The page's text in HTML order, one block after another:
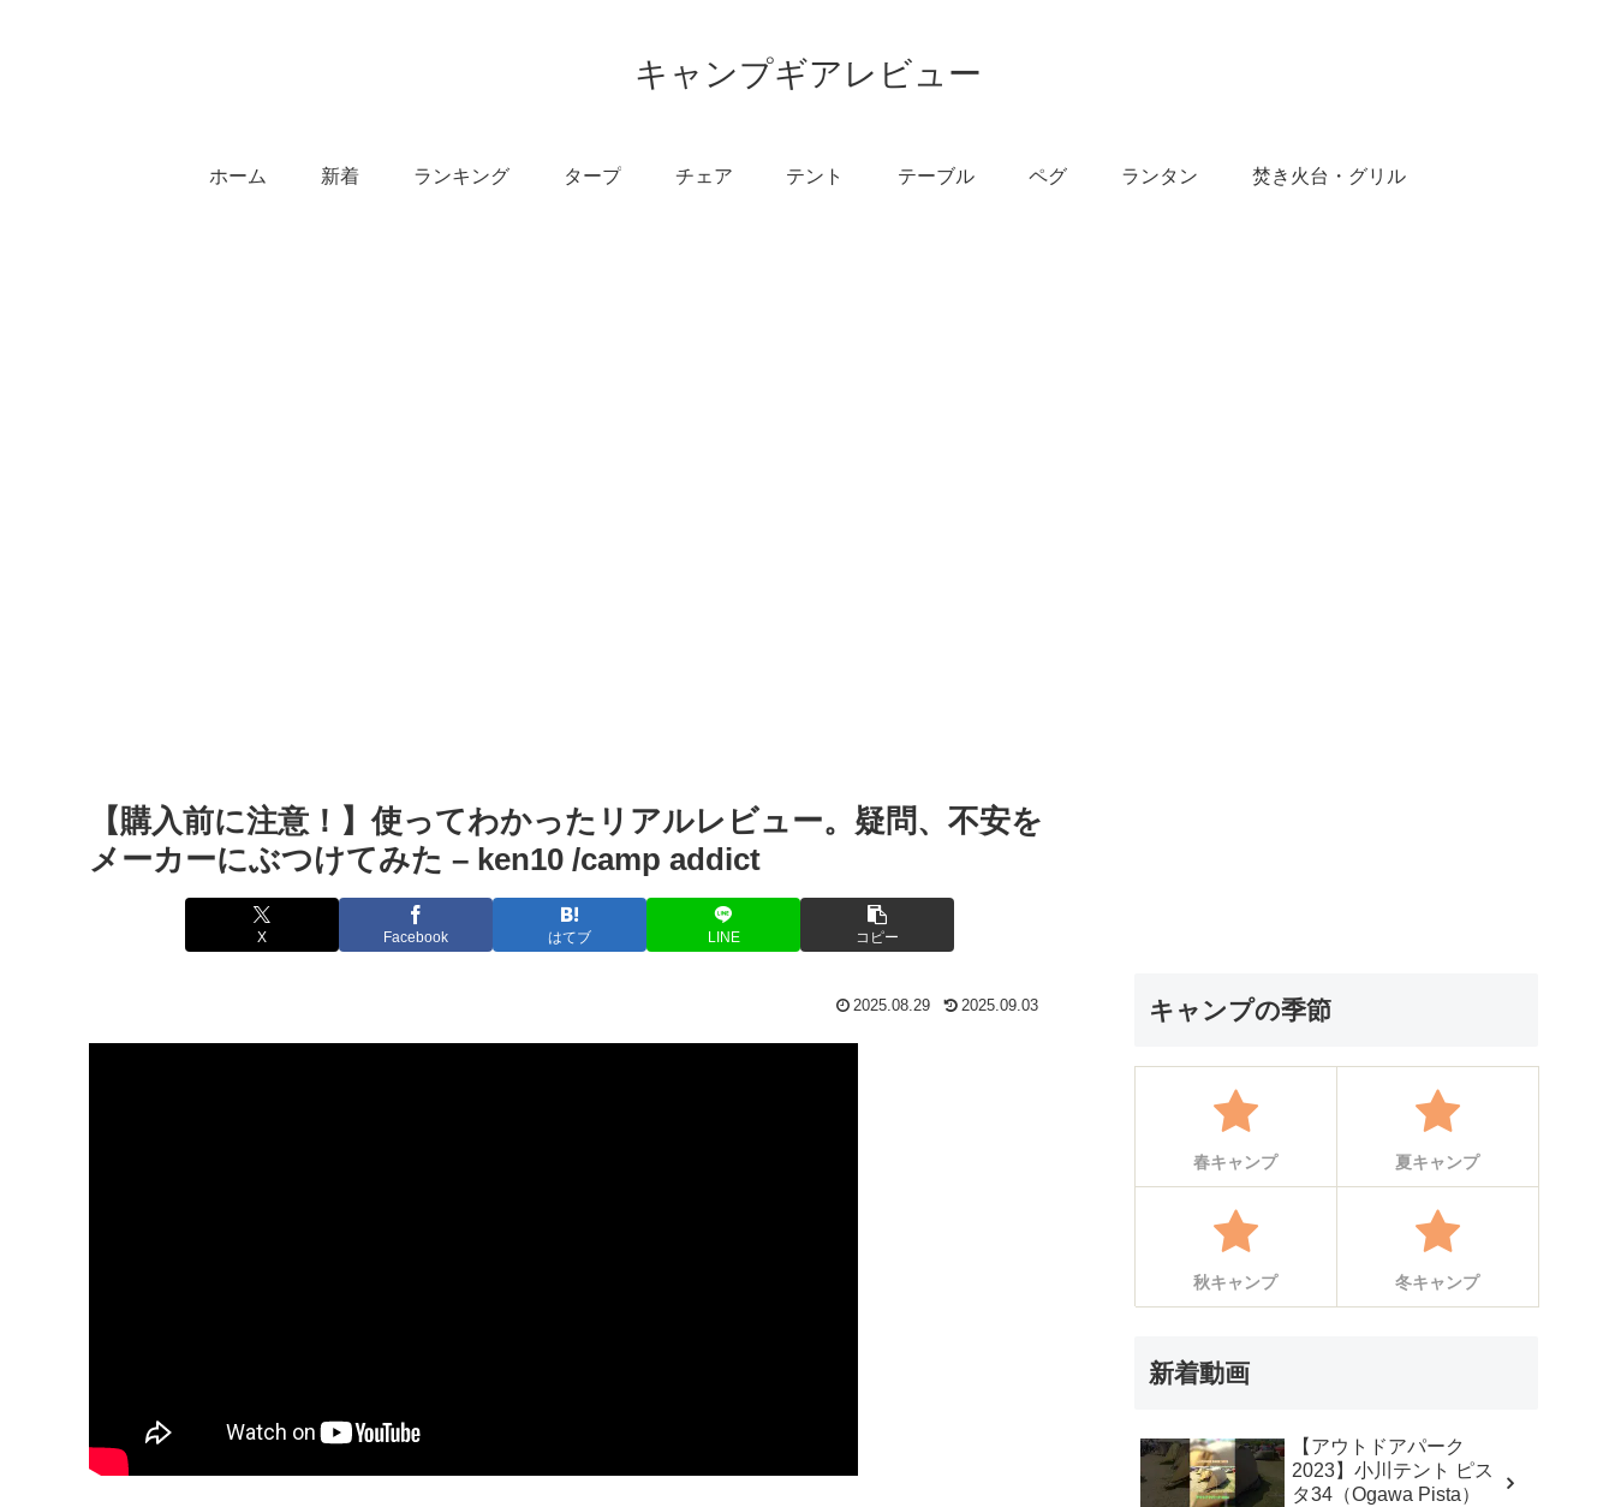
キャンプギアレビュー
ホーム 新着 ランキング タープ チェア テント テーブル ペグ ランタン 焚き火台・グリル
【購入前に注意！】使ってわかったリアルレビュー。疑問、不安を
メーカーにぶつけてみた – ken10 /camp addict
X Facebook はてブ LINE コピー
2025.08.29 2025.09.03 キャンプの季節
春キャンプ 夏キャンプ
秋キャンプ 冬キャンプ
新着動画
【アウトドアパーク
2023】小川テント ピス
タ34（Ogawa Pista）